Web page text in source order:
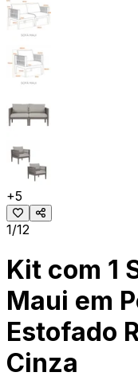
+5
1/12
Kit com 1
Maui em
Estofado
Cinza